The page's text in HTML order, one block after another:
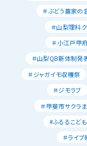
＃ぶどう農家の
＃山梨理科
＃小江戸甲
＃山梨QB新体制発
＃ジャガイモ収穫祭
＃ジモラブ
＃甲斐市サクラま
#ふるるこど
＃ライブ